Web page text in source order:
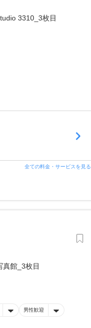
全ての料金・サービスを見る
男性歓迎